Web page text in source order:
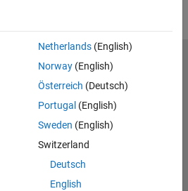
Netherlands(English)
Norway(English)
Österreich (Deutsch)
Portugal (English)
Sweden (English)
Switzerland
Deutsch
English
Informativa sulla privacy
Contatti
Inc.